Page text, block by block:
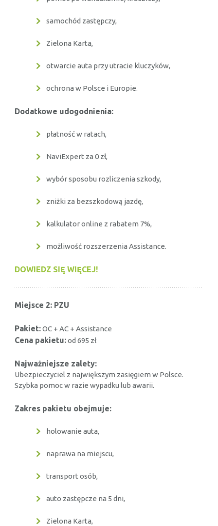
samochód zastępczy,
Zielona Karta,
otwarcie auta przy utracie kluczyków,
ochrona w Polsce i Europie.
Dodatkowe udogodnienia:
płatność w ratach,
NaviExpert za 0 zł,
wybór sposobu rozliczenia szkody,
zniżki za bezszkodową jazdę,
kalkulator online z rabatem 7%,
możliwość rozszerzenia Assistance.
DOWIEDZ SIĘ WIĘCEJ!
Miejsce 2: PZU
Pakiet:OC + AC + Assistance
Cena pakietu:od 695 zł
Najważniejsze zalety:
Ubezpieczyciel z największym zasięgiem w Polsce.
Szybka pomoc w razie wypadku lub awarii.
Zakres pakietu obejmuje:
holowanie auta,
naprawa na miejscu,
transport osób,
auto zastępcze na 5 dni,
Zielona Karta,